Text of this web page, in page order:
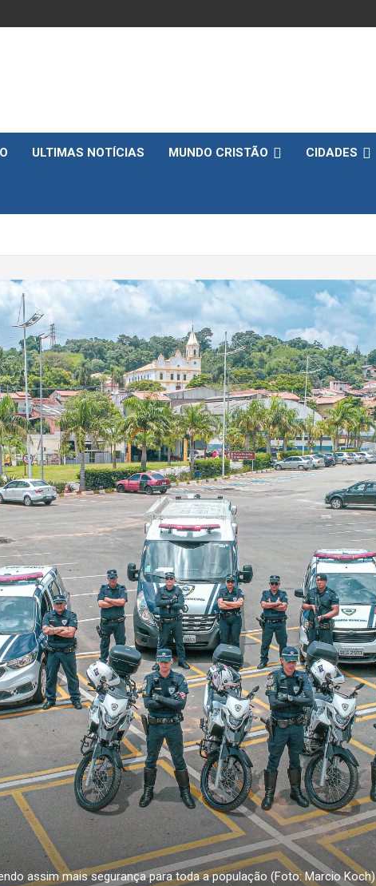
ULTIMAS NOTÍCIAS MUNDO CRISTÃO CIDADES
assim mais segurança para toda a população (Foto: Marcio Koch)